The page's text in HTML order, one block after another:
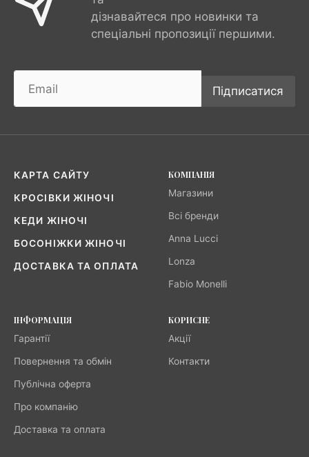
дізнавайтеся про новинки та
спеціальні пропозиції першими.
Підписатися
КАРТА САЙТУ
КРОСІВКИ ЖІНОЧІ
КЕДИ ЖІНОЧІ
БОСОНІЖКИ ЖІНОЧІ
ДОСТАВКА ТА ОПЛАТА
КОМПАНІЯ
Магазини
Всі бренди
Anna Lucci
Lonza
Fabio Monelli
ІНФОРМАЦІЯ
Гарантії
Повернення та обмін
Публічна оферта
Про компанію
Доставка та оплата
КОРИСНЕ
Акції
Контакти